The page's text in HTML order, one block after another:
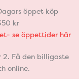
öppet köp
kr
se öppettider här
2. Få den billigaste
online.